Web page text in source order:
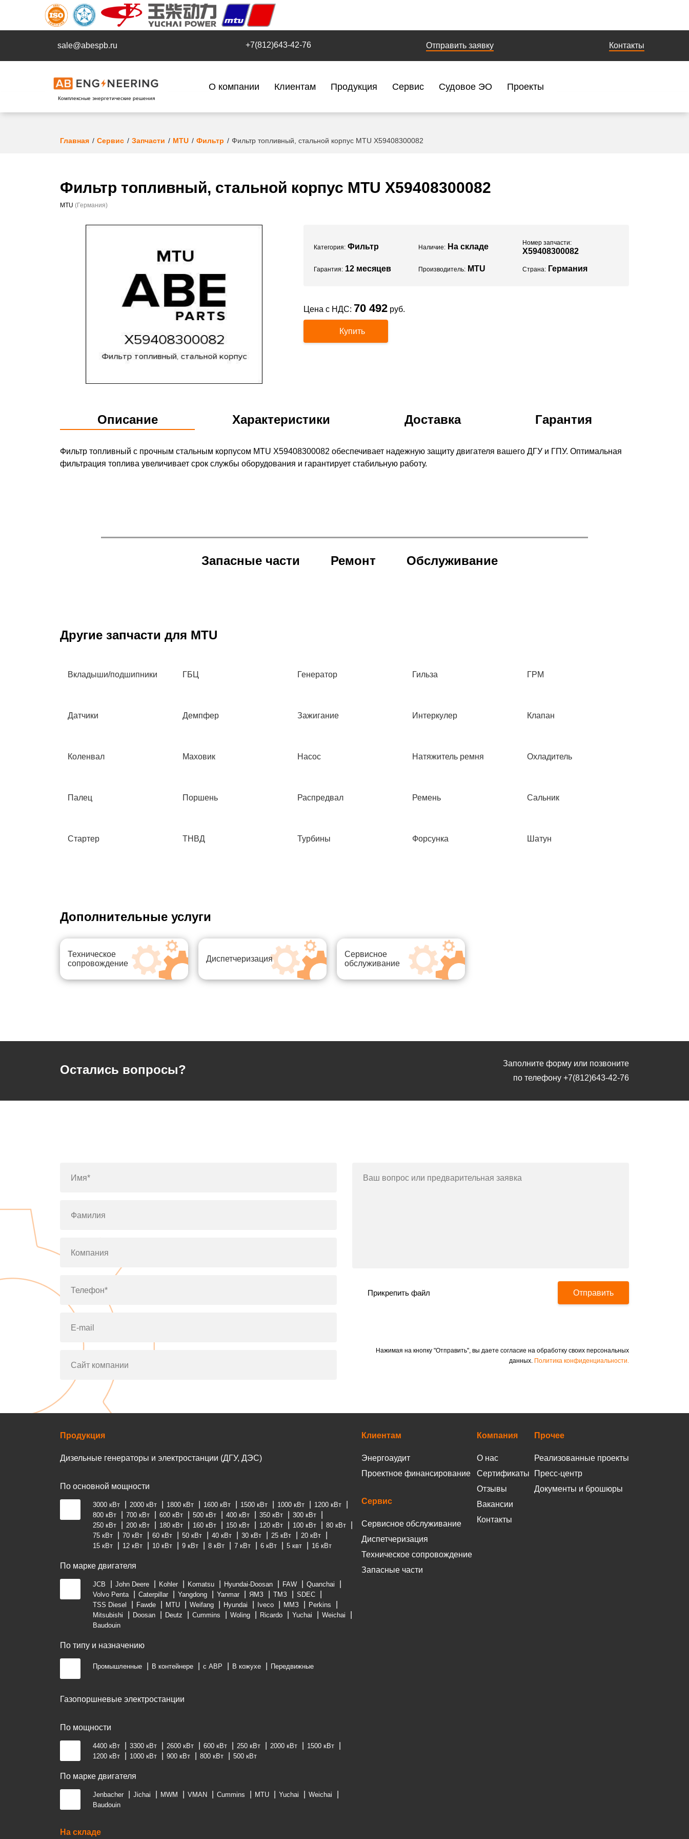
sale@abespb.ru +7(812)643-42-76 Отправить заявку Контакты
Комплексные энергетические решения
О компании Клиентам Продукция Сервис Судовое ЭО Проекты
Главная Сервис Запчасти MTU Фильтр Фильтр топливный, стальной корпус MTU X59408300082
Фильтр топливный, стальной корпус MTU X59408300082
MTU (Германия)
Категория: Фильтр Наличие: На складе Номер запчасти:
X59408300082
Гарантия: 12 месяцев Производитель: MTU Страна: Германия
Цена с НДС: 70 492 руб.
Купить
Описание
Фильтр топливный с прочным стальным корпусом MTU X59408300082 обеспечивает надежную защиту двигателя вашего ДГУ и ГПУ. Оптимальная
фильтрация топлива увеличивает срок службы оборудования и гарантирует стабильную работу.
Характеристики Доставка Гарантия
Запасные части Ремонт Обслуживание
Другие запчасти для MTU
Вкладыши/подшипники ГБЦ Генератор Гильза ГРМ
Датчики Демпфер Зажигание Интеркулер Клапан
Коленвал Маховик Насос Натяжитель ремня Охладитель
Палец Поршень Распредвал Ремень Сальник
Стартер ТНВД Турбины Форсунка Шатун
Дополнительные услуги
Техническое
сопровождение
Диспетчеризация
Сервисное
обслуживание
Остались вопросы?
Заполните форму или позвоните
по телефону +7(812)643-42-76
Имя*
Фамилия
Компания
Телефон*
E-mail
Сайт компании
Ваш вопрос или предварительная заявка
Прикрепить файл Отправить
Нажимая на кнопку "Отправить", вы даете согласие на обработку своих персональных
данных. Политика конфиденциальности.
Продукция
Дизельные генераторы и электростанции (ДГУ, ДЭС)
По основной мощности
3000 кВт 2000 кВт 1800 кВт 1600 кВт 1500 кВт 1000 кВт
1200 кВт
800 кВт
700 кВт 600 кВт 500 кВт 400 кВт 350 кВт
300 кВт
250 кВт
200 кВт 180 кВт 160 кВт 150 кВт 120 кВт 100 кВт
80 кВт
75 кВт
70 кВт 60 кВт 50 кВт 40 кВт 30 кВт 25 кВт
20 кВт
15 кВт
12 кВт 10 кВт 9 кВт 8 кВт 7 кВт 6 кВт 5 квт 16 кВт
По марке двигателя
JCB John Deere Kohler Komatsu Hyundai-Doosan FAW
Quanchai
Volvo Penta
Caterpillar Yangdong Yanmar ЯМЗ ТМЗ
SDEC
TSS Diesel
Fawde MTU Weifang Hyundai Iveco ММЗ
Perkins
Mitsubishi
Doosan Deutz Cummins Woling Ricardo Yuchai
Weichai
Baudouin
По типу и назначению
Промышленные В контейнере с АВР В кожухе Передвижные
Газопоршневые электростанции
По мощности
4400 кВт 3300 кВт 2600 кВт 600 кВт 250 кВт 2000 кВт
1500 кВт
1200 кВт
1000 кВт 900 кВт 800 кВт 500 кВт
По марке двигателя
Jenbacher Jichai MWM VMAN Cummins MTU Yuchai
Weichai
Baudouin
На складе
Клиентам
Энергоаудит
Проектное финансирование
Сервис
Сервисное обслуживание
Диспетчеризация
Техническое сопровождение
Запасные части
Компания
О нас
Сертификаты
Отзывы
Вакансии
Контакты
Прочее
Реализованные проекты
Пресс-центр
Документы и брошюры